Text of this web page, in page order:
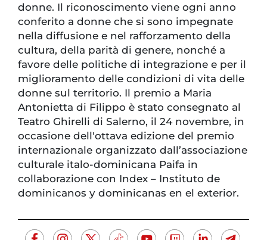
donne. Il riconoscimento viene ogni anno
conferito a donne che si sono impegnate
nella diffusione e nel rafforzamento della
cultura, della parità di genere, nonché a
favore delle politiche di integrazione e per il
miglioramento delle condizioni di vita delle
donne sul territorio. Il premio a Maria
Antonietta di Filippo è stato consegnato al
Teatro Ghirelli di Salerno, il 24 novembre, in
occasione dell'ottava edizione del premio
internazionale organizzato dall’associazione
culturale italo-dominicana Paifa in
collaborazione con Index – Instituto de
dominicanos y dominicanas en el exterior.